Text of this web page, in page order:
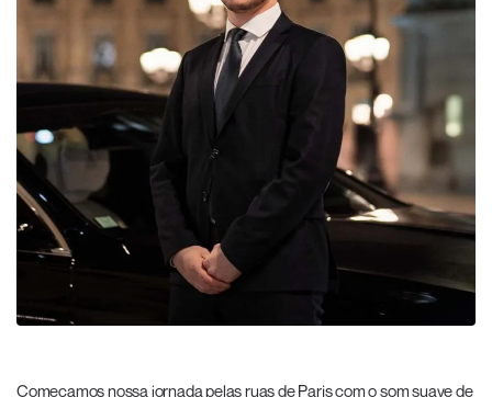
Começamos nossa jornada pelas ruas de Paris com o som suave de